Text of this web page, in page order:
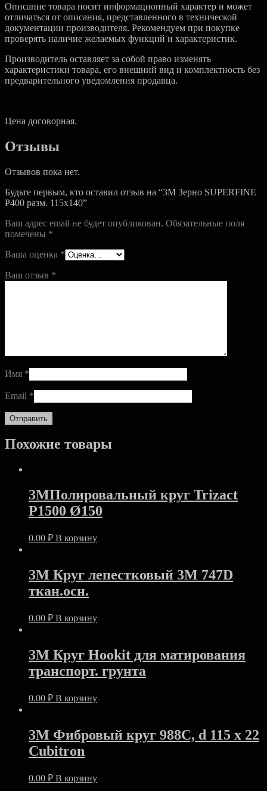
Описание товара носит информационный характер и может
отличаться от описания, представленного в технической
документации производителя. Рекомендуем при покупке
проверять наличие желаемых функций и характеристик.
Производитель оставляет за собой право изменять
характеристики товара, его внешний вид и комплектность без
предварительного уведомления продавца.
Цена договорная.
Отзывы
Отзывов пока нет.
Будьте первым, кто оставил отзыв на “3M Зерно SUPERFINE
Р400 разм. 115х140”
Ваш адрес email не будет опубликован. Обязательные поля
помечены *
Ваша оценка *
Ваш отзыв *
Имя *
Email *
Похожие товары
3MПолировальный круг Trizact
Р1500 Ø150
0.00 ₽ В корзину
3M Круг лепестковый 3М 747D
ткан.осн.
0.00 ₽ В корзину
3M Круг Hookit для матирования
транспорт. грунта
0.00 ₽ В корзину
3M Фибровый круг 988C, d 115 x 22
Cubitron
0.00 ₽ В корзину